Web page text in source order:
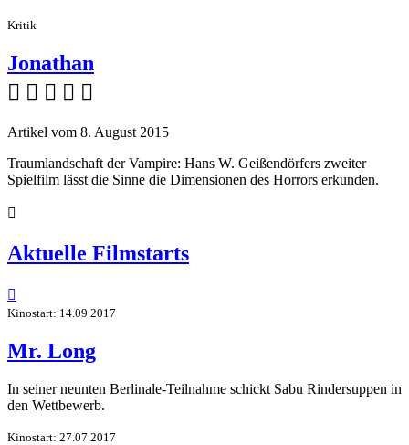
Kritik
Jonathan
    
Artikel vom 8. August 2015
Traumlandschaft der Vampire: Hans W. Geißendörfers zweiter
Spielfilm lässt die Sinne die Dimensionen des Horrors erkunden.

Aktuelle Filmstarts

Kinostart: 14.09.2017
Mr. Long
In seiner neunten Berlinale-Teilnahme schickt Sabu Rindersuppen in
den Wettbewerb.
Kinostart: 27.07.2017